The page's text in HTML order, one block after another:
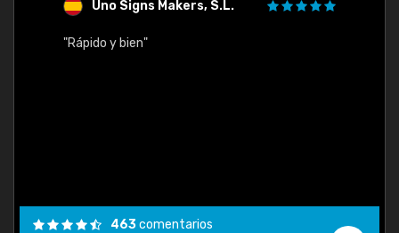
Uno Signs Makers, S.L.
"Rápido y bien"
463comentarios